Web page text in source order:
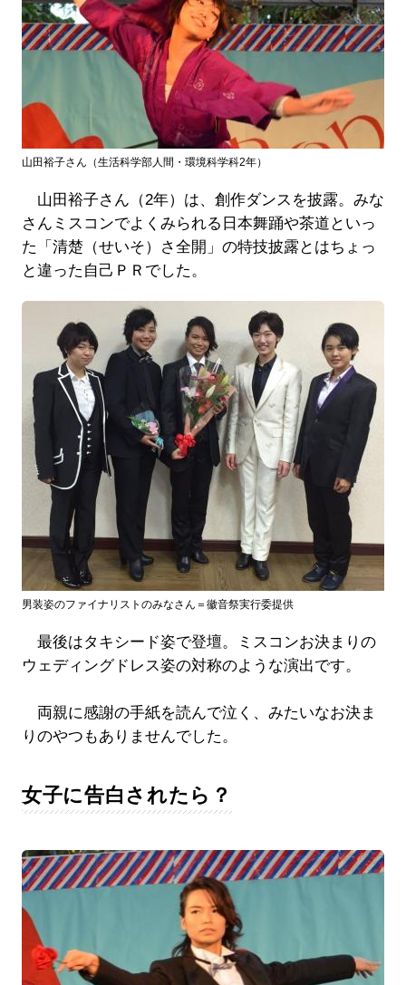
山田裕子さん（生活科学部人間・環境科学科2年）
山田裕子さん（2年）は、創作ダンスを披露。みな
さんミスコンでよくみられる日本舞踊や茶道といっ
た「清楚（せいそ）さ全開」の特技披露とはちょっ
と違った自己ＰＲでした。
男装姿のファイナリストのみなさん＝徽音祭実行委提供
最後はタキシード姿で登壇。ミスコンお決まりの
ウェディングドレス姿の対称のような演出です。
両親に感謝の手紙を読んで泣く、みたいなお決ま
りのやつもありませんでした。
女子に告白されたら？